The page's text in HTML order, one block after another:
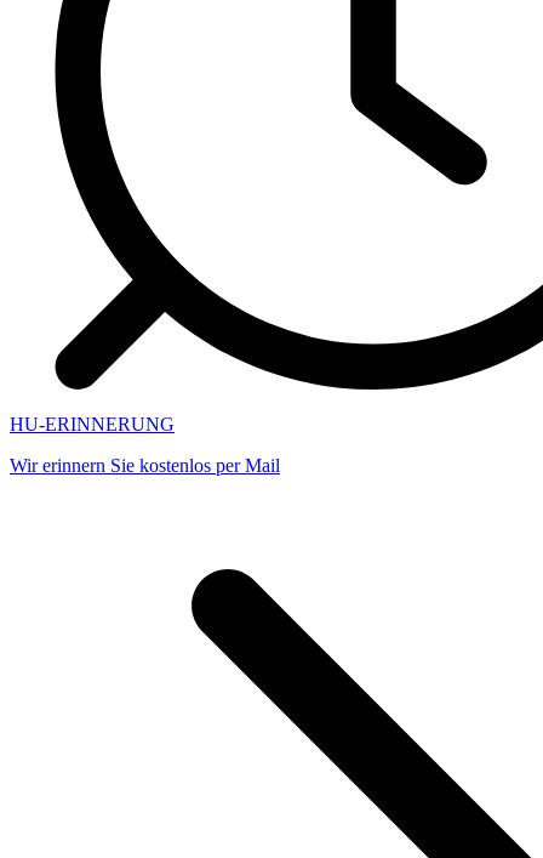
HU-ERINNERUNG
Wir erinnern Sie kostenlos per Mail